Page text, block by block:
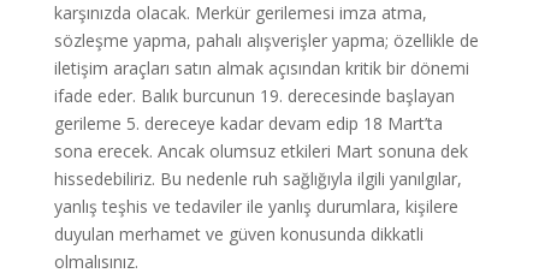
karşınızda olacak. Merkür gerilemesi imza atma,
sözleşme yapma, pahalı alışverişler yapma; özellikle de
iletişim araçları satın almak açısından kritik bir dönemi
ifade eder. Balık burcunun 19. derecesinde başlayan
gerileme 5. dereceye kadar devam edip 18 Mart’ta
sona erecek. Ancak olumsuz etkileri Mart sonuna dek
hissedebiliriz. Bu nedenle ruh sağlığıyla ilgili yanılgılar,
yanlış teşhis ve tedaviler ile yanlış durumlara, kişilere
duyulan merhamet ve güven konusunda dikkatli
olmalısınız.